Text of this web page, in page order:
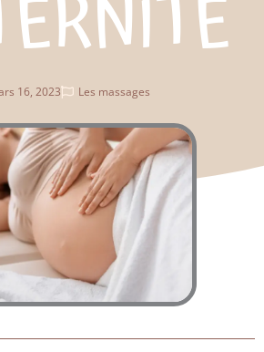
16, 2023 Les massages